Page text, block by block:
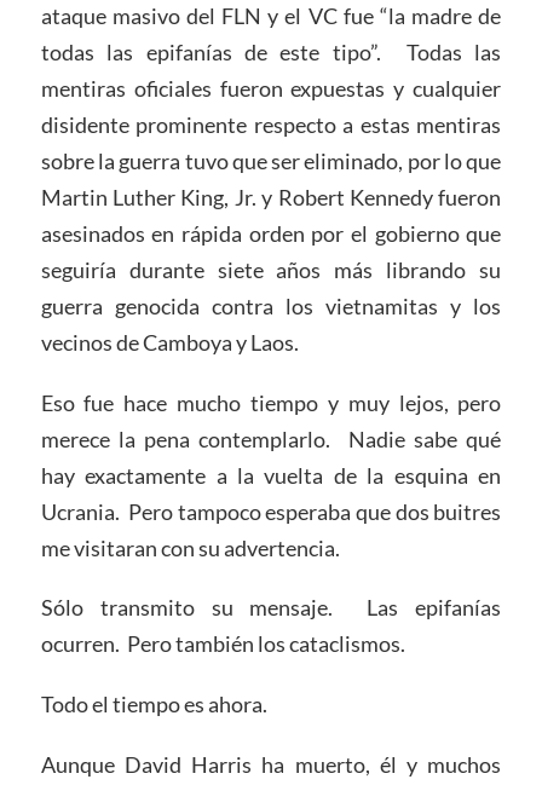
ataque masivo del FLN y el VC fue “la madre de
todas las epifanías de este tipo”. Todas las
mentiras oficiales fueron expuestas y cualquier
disidente prominente respecto a estas mentiras
sobre la guerra tuvo que ser eliminado, por lo que
Martin Luther King, Jr. y Robert Kennedy fueron
asesinados en rápida orden por el gobierno que
seguiría durante siete años más librando su
guerra genocida contra los vietnamitas y los
vecinos de Camboya y Laos.
Eso fue hace mucho tiempo y muy lejos, pero
merece la pena contemplarlo. Nadie sabe qué
hay exactamente a la vuelta de la esquina en
Ucrania. Pero tampoco esperaba que dos buitres
me visitaran con su advertencia.
Sólo transmito su mensaje. Las epifanías
ocurren. Pero también los cataclismos.
Todo el tiempo es ahora.
Aunque David Harris ha muerto, él y muchos